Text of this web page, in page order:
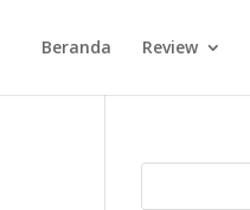
Beranda Review